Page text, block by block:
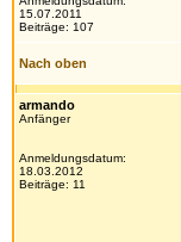
15.07.2011
Beiträge: 107
Nach oben
armando
Anfänger
Anmeldungsdatum:
18.03.2012
Beiträge: 11